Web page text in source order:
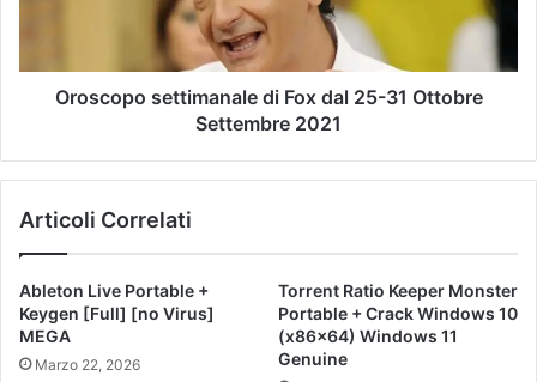
Oroscopo settimanale di Fox dal 25-31 Ottobre
Settembre 2021
Articoli Correlati
Ableton Live Portable +
Keygen [Full] [no Virus]
MEGA
Marzo 22, 2026
Torrent Ratio Keeper Monster
Portable + Crack Windows 10
(x86x64) Windows 11
Genuine